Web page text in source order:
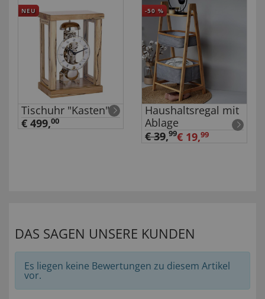
NEU
Tischuhr "Kasten"
€ 499,00
-50 %
Haushaltsregal mit
Ablage
€ 39,99€ 19,99
DAS SAGEN UNSERE KUNDEN
Es liegen keine Bewertungen zu diesem Artikel
vor.